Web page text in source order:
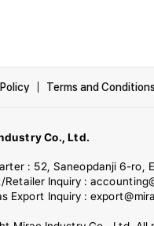
Terms and
Co., Ltd.
: 52, Saneopdanji 6-ro,
Retailer Inquiry :
Export Inquiry :